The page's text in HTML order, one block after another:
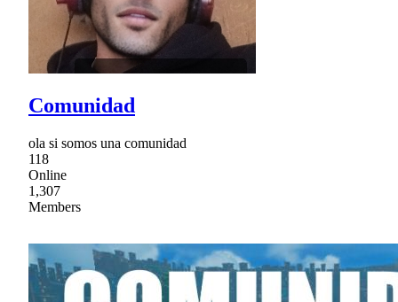
Comunidad
ola si somos una comunidad
118
Online
1,307
Members